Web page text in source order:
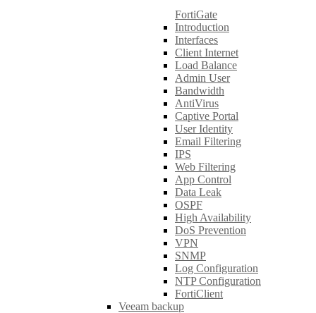
FortiGate
Introduction
Interfaces
Client Internet
Load Balance
Admin User
Bandwidth
AntiVirus
Captive Portal
User Identity
Email Filtering
IPS
Web Filtering
App Control
Data Leak
OSPF
High Availability
DoS Prevention
VPN
SNMP
Log Configuration
NTP Configuration
FortiClient
Veeam backup